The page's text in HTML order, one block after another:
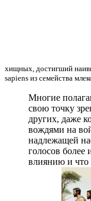
хищных, достигший
sapiens из семейства
Многие
свою точку
других, даже
вождями на
надлежащей
голосов более
влиянию и что